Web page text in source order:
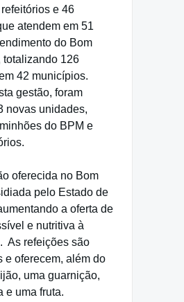
e 46
atendem em 51
do Bom
totalizando 126
42 municípios.
gestão, foram
novas unidades,
do BPM e
oferecida no Bom
pelo Estado de
a oferta de
e nutritiva à
As refeições são
e oferecem, além do
uma guarnição,
e uma fruta.